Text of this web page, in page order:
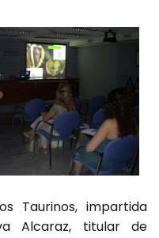
Taurinos, impartida
Alcaraz, titular de